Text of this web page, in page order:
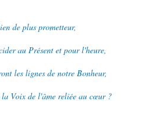
de plus prometteur,
au Présent et pour l'heure,
les lignes de notre Bonheur,
la Voix de l'âme reliée au cœur ?